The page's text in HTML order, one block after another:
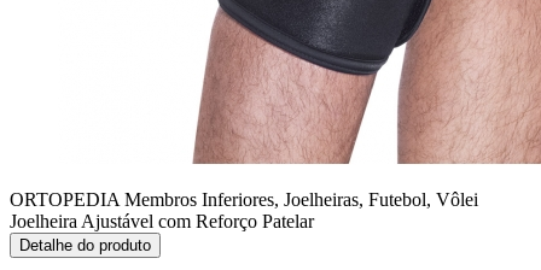
ORTOPEDIA Membros Inferiores, Joelheiras, Futebol, Vôlei
Joelheira Ajustável com Reforço Patelar
Detalhe do produto